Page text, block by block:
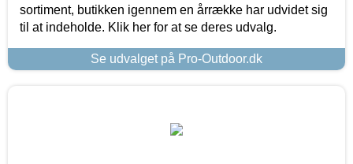
sortiment, butikken igennem en årrække har udvidet sig
til at indeholde. Klik her for at se deres udvalg.
Se udvalget på Pro-Outdoor.dk